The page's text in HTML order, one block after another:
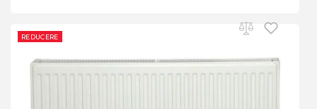
REDUCERE